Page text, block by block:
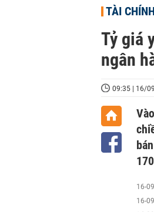
TÀI
Tỷ giá
ngân
09:35 | 16/
16-
16-